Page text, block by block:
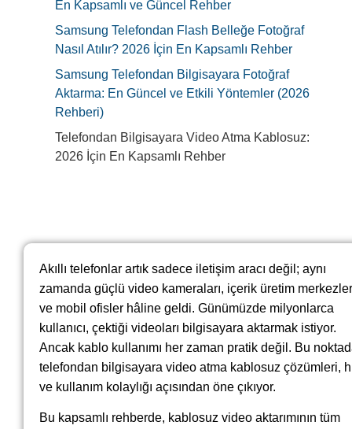
En Kapsamlı ve Güncel Rehber
Samsung Telefondan Flash Belleğe Fotoğraf
Nasıl Atılır? 2026 İçin En Kapsamlı Rehber
Samsung Telefondan Bilgisayara Fotoğraf
Aktarma: En Güncel ve Etkili Yöntemler (2026
Rehberi)
Telefondan Bilgisayara Video Atma Kablosuz:
2026 İçin En Kapsamlı Rehber
Akıllı telefonlar artık sadece iletişim aracı değil; aynı
zamanda güçlü video kameraları, içerik üretim
ve mobil ofisler hâline geldi. Günümüzde milyonlarca
kullanıcı, çektiği videoları bilgisayara aktarmak istiyor.
Ancak kablo kullanımı her zaman pratik değil. Bu
telefondan bilgisayara video atma kablosuz çözümleri,
ve kullanım kolaylığı açısından öne çıkıyor.
Bu kapsamlı rehberde, kablosuz video aktarımının tüm